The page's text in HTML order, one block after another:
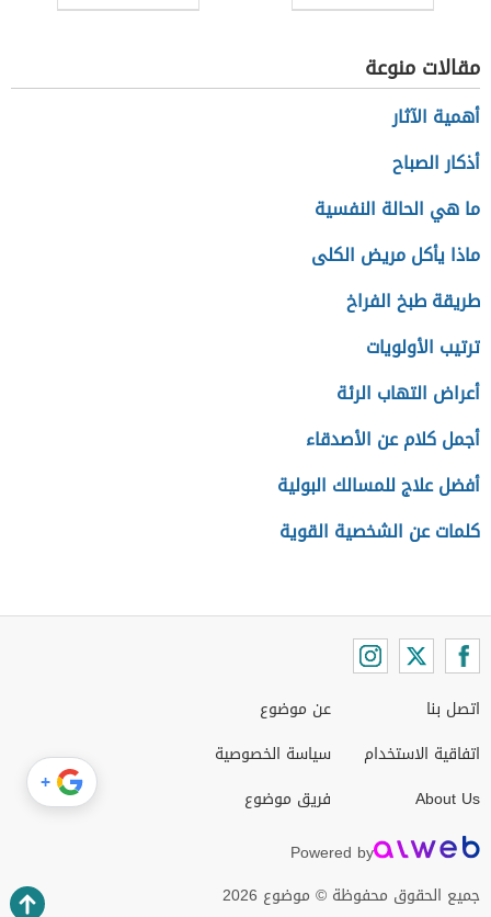
العملات الرقمية
المستقرة
البلوك تشين وما
الرقمية
مقالات منوعة
أهمية الآثار
أذكار الصباح
ما هي الحالة النفسية
ماذا يأكل مريض الكلى
طريقة طبخ الفراخ
ترتيب الأولويات
أعراض التهاب الرئة
أجمل كلام عن الأصدقاء
أفضل علاج للمسالك البولية
كلمات عن الشخصية القوية
اتصل بنا
اتفاقية الاستخدام
About Us
عن موضوع
سياسة الخصوصية
فريق موضوع
Powered by
جميع الحقوق محفوظة © موضوع 2026
+